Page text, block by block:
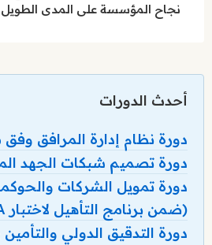
نجاح المؤسسة على المدى
أحدث الدورات
دورة نظام إدارة المرافق وفق
دورة تصميم شبكات الجهد
(ضمن برنامج التأهيل لاختبار ACCA)
دورة التدقيق الدولي